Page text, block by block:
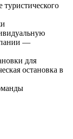
туристического
—
для
остановка в